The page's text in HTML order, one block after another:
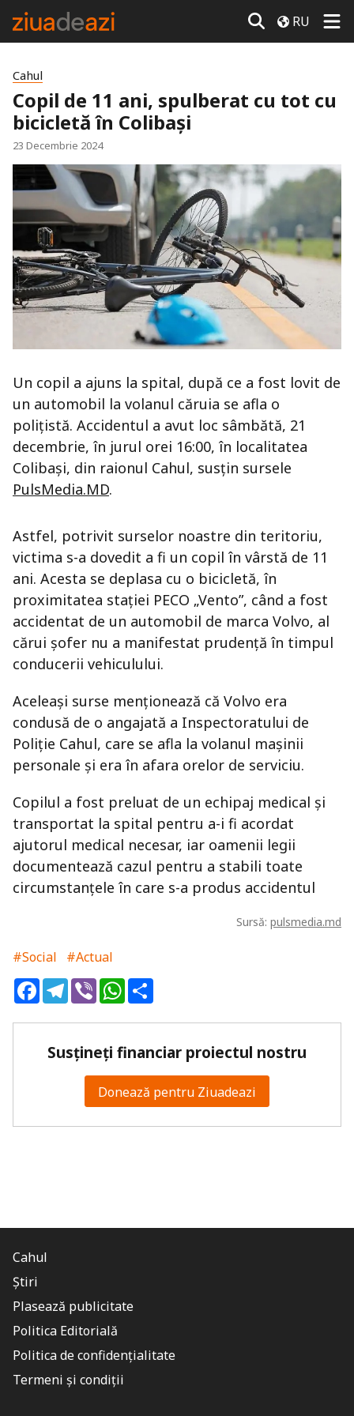
RU
Cahul
Copil de 11 ani, spulberat cu tot cu
bicicletă în Colibași
23 Decembrie 2024
Un copil a ajuns la spital, după ce a fost lovit de
un automobil la volanul căruia se afla o
polițistă. Accidentul a avut loc sâmbătă, 21
decembrie, în jurul orei 16:00, în localitatea
Colibași, din raionul Cahul, susțin sursele
PulsMedia.MD.
Astfel, potrivit surselor noastre din teritoriu,
victima s-a dovedit a fi un copil în vârstă de 11
ani. Acesta se deplasa cu o bicicletă, în
proximitatea stației PECO „Vento”, când a fost
accidentat de un automobil de marca Volvo, al
cărui șofer nu a manifestat prudență în timpul
conducerii vehiculului.
Aceleași surse menționează că Volvo era
condusă de o angajată a Inspectoratului de
Poliție Cahul, care se afla la volanul mașinii
personale și era în afara orelor de serviciu.
Copilul a fost preluat de un echipaj medical și
transportat la spital pentru a-i fi acordat
ajutorul medical necesar, iar oamenii legii
documentează cazul pentru a stabili toate
circumstanțele în care s-a produs accidentul
Sursă: pulsmedia.md
#Social
#Actual
FacebookTelegram
ViberWhatsApp
Susțineți financiar proiectul nostru
Donează pentru Ziuadeazi
Cahul
Știri
Plasează publicitate
Politica Editorială
Politica de confidențialitate
Termeni și condiții